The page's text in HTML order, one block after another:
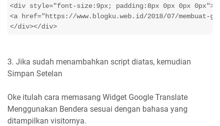
<div style="font-size:9px; padding:8px 0px 0px 0px">
<a href="https://www.blogku.web.id/2018/07/membuat-
3. Jika sudah menambahkan script diatas, kemudian
Simpan Setelan
Oke itulah cara memasang Widget Google Translate
Menggunakan Bendera sesuai dengan bahasa yang
ditampilkan visitornya.